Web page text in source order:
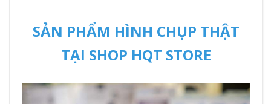
SẢN PHẨM HÌNH CHỤP THẬT
TẠI SHOP HQT STORE